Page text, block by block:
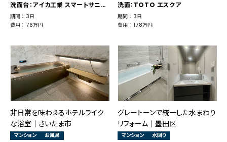
洗面台：アイカ工業 スマートサニタリー
期間 ： 3日
費用 ： 76万円
洗面：TOTO エスクア
期間 ： 3日
費用 ： 178万円
非日常を味わえるホテルライク
な浴室｜さいたま市
マンション お風呂
グレートーンで統一した水まわり
リフォーム｜墨田区
マンション 水回り